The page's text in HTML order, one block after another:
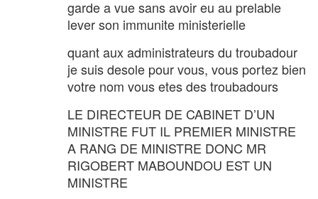
garde a vue sans avoir eu au prelable
lever son immunite ministerielle
quant aux administrateurs du troubadour
je suis desole pour vous, vous portez bien
votre nom vous etes des troubadours
LE DIRECTEUR DE CABINET D’UN
MINISTRE FUT IL PREMIER MINISTRE
A RANG DE MINISTRE DONC MR
RIGOBERT MABOUNDOU EST UN
MINISTRE